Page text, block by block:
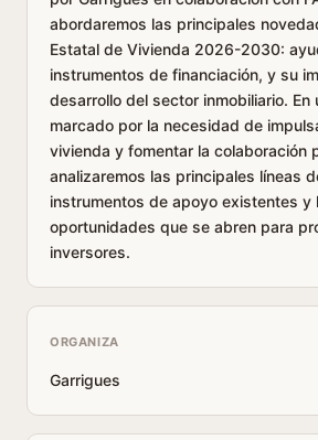
abordaremos las principales
Estatal de Vivienda 2026-2030:
instrumentos de financiación, y su
desarrollo del sector inmobiliario. En
marcado por la necesidad de
vivienda y fomentar la colaboración
analizaremos las principales líneas
instrumentos de apoyo existentes y
oportunidades que se abren para
inversores.
ORGANIZA
Garrigues